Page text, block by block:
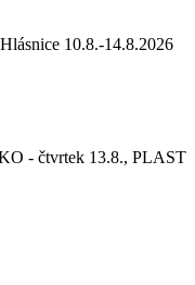
10.8.-14.8.2026
- čtvrtek 13.8., PLAST